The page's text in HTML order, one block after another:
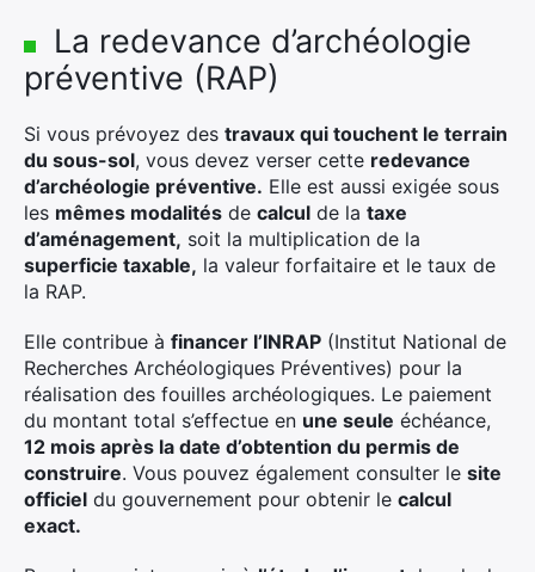
La redevance d’archéologie
préventive (RAP)
Si vous prévoyez des travaux qui touchent le terrain
du sous-sol, vous devez verser cette redevance
d’archéologie préventive. Elle est aussi exigée sous
les mêmes modalités de calcul de la taxe
d’aménagement, soit la multiplication de la
superficie taxable, la valeur forfaitaire et le taux de
la RAP.
Elle contribue à financer l’INRAP (Institut National de
Recherches Archéologiques Préventives) pour la
réalisation des fouilles archéologiques. Le paiement
du montant total s’effectue en une seule échéance,
12 mois après la date d’obtention du permis de
construire. Vous pouvez également consulter le site
officiel du gouvernement pour obtenir le calcul
exact.